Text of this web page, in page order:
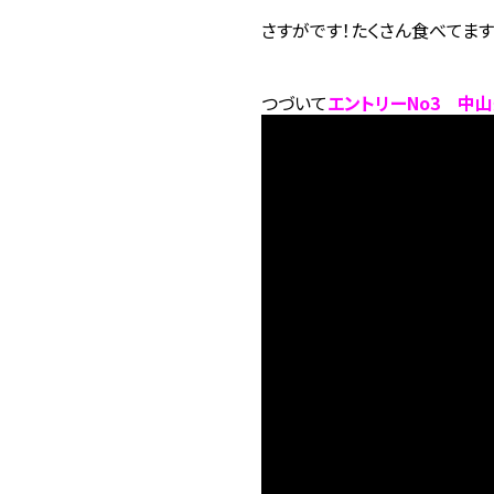
さすがです！たくさん食べてま
つづいてエントリーNo3 中